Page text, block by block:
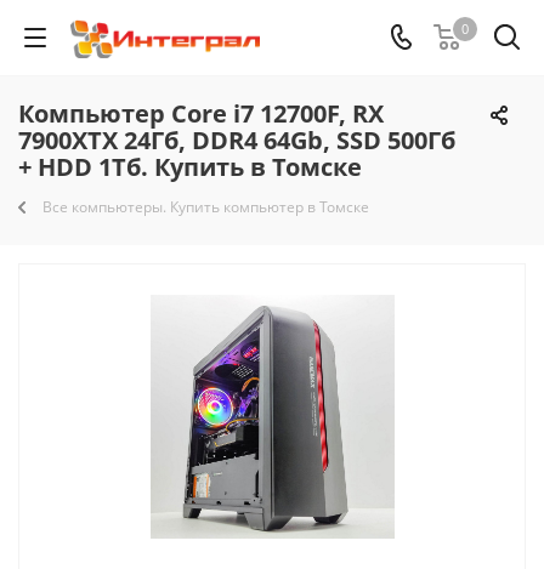
0
Компьютер Core i7 12700F, RX
7900XTX 24Гб, DDR4 64Gb, SSD 500Гб
+ HDD 1Тб. Купить в Томске
Все компьютеры. Купить компьютер в Томске